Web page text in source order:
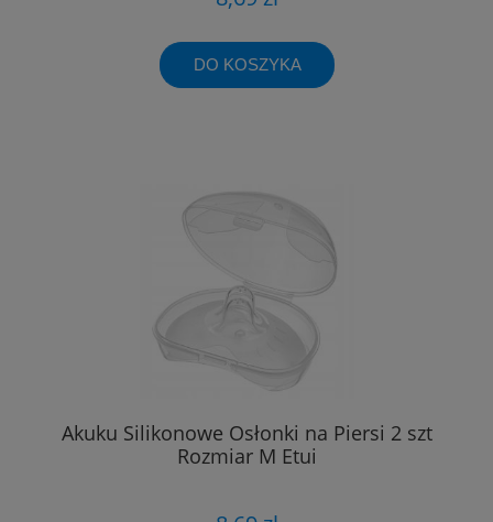
DO KOSZYKA
Akuku Silikonowe Osłonki na Piersi 2 szt
Rozmiar M Etui